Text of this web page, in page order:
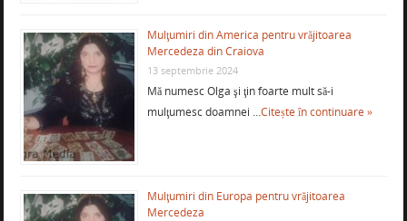
Mulţumiri din America pentru vrăjitoarea
Mercedeza din Craiova
13 septembrie 2024
Mă numesc Olga şi ţin foarte mult să-i
mulţumesc doamnei …Citește în continuare »
Mulţumiri din Europa pentru vrăjitoarea
Mercedeza